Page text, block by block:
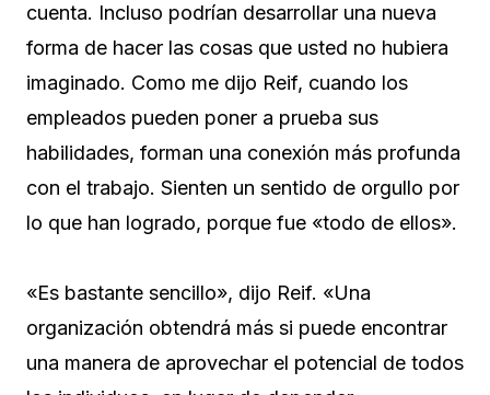
cuenta. Incluso podrían desarrollar una nueva
forma de hacer las cosas que usted no hubiera
imaginado. Como me dijo Reif, cuando los
empleados pueden poner a prueba sus
habilidades, forman una conexión más profunda
con el trabajo. Sienten un sentido de orgullo por
lo que han logrado, porque fue «todo de ellos».
«Es bastante sencillo», dijo Reif. «Una
organización obtendrá más si puede encontrar
una manera de aprovechar el potencial de todos